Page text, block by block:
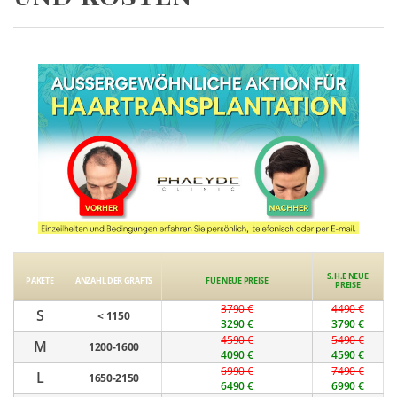
PAKETE ANZAHL DER GRAFTS FUE NEUE PREISE S.H.E NEUE
PREISE
S < 1150
3790 €
3290 €
4490 €
3790 €
M 1200-1600
4590 €
4090 €
5490 €
4590 €
L 1650-2150
6990 €
6490 €
7490 €
6990 €